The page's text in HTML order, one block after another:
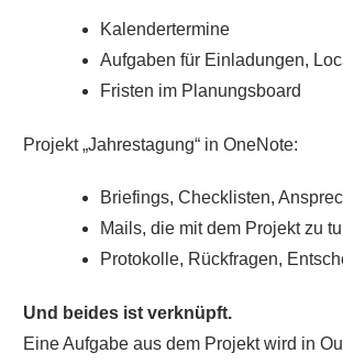
Kalendertermine
Aufgaben für Einladungen,
Fristen im Planungsboard
Projekt „Jahrestagung“ in OneNote:
Briefings, Checklisten,
Mails, die mit dem Projekt zu
Protokolle, Rückfragen,
Und beides ist verknüpft.
Eine Aufgabe aus dem Projekt wird in